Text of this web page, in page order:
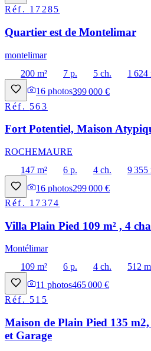
Réf. 17285
Quartier est de Montelimar
montelimar
200 m²
7 p. 5 ch.
1 624
16 photos399 000 €
Réf. 563
Fort Potentiel, Maison
ROCHEMAURE
147 m²
6 p. 4 ch.
9 355
16 photos299 000 €
Réf. 17374
Villa Plain Pied 109 m² , 4
Montélimar
109 m²
6 p. 4 ch.
512
11 photos465 000 €
Réf. 515
Maison de Plain Pied 135
et Garage